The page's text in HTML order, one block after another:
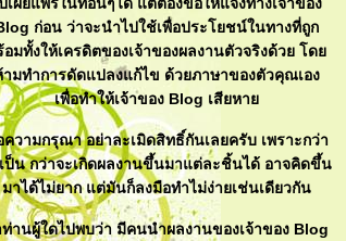
ก่อน ว่าจะนำไปใช้เพื่อประโยชน์ในทางที่ถูก
อมทั้งให้เครดิตของเจ้าของผลงานตัวจริงด้วย โด
มทำการดัดแปลงแก้ไข ด้วยภาษาของตัวคุณเอง
เพื่อทำให้เจ้าของ Blog เสียหา
วามกรุณา อย่าละเมิดสิทธิ์กันเลยครับ เพราะกว่า
ป็น กว่าจะเกิดผลงานขึ้นมาแต่ละชิ้นได้ อาจคิดขึ้น
มาได้ไม่ยาก แต่มันก็ลงมือทำไม่ง่ายเช่นเดียวกัน
านผู้ใดไปพบว่า มีคนนำผลงานของเจ้าของ Blog